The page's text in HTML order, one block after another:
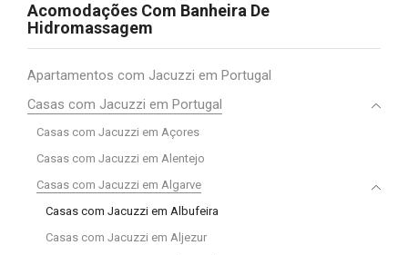
Acomodações Com Banheira De
Hidromassagem
Apartamentos com Jacuzzi em Portugal
Casas com Jacuzzi em Portugal
Casas com Jacuzzi em Açores
Casas com Jacuzzi em Alentejo
Casas com Jacuzzi em Algarve
Casas com Jacuzzi em Albufeira
Casas com Jacuzzi em Aljezur